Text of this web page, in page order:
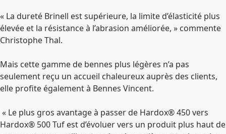
« La dureté Brinell est supérieure, la limite d’élasticité plus
élevée et la résistance à l’abrasion améliorée, » commente
Christophe Thal.
Mais cette gamme de bennes plus légères n’a pas
seulement reçu un accueil chaleureux auprès des clients,
elle profite également à Bennes Vincent.
« Le plus gros avantage à passer de Hardox® 450 vers
Hardox® 500 Tuf est d’évoluer vers un produit plus haut de